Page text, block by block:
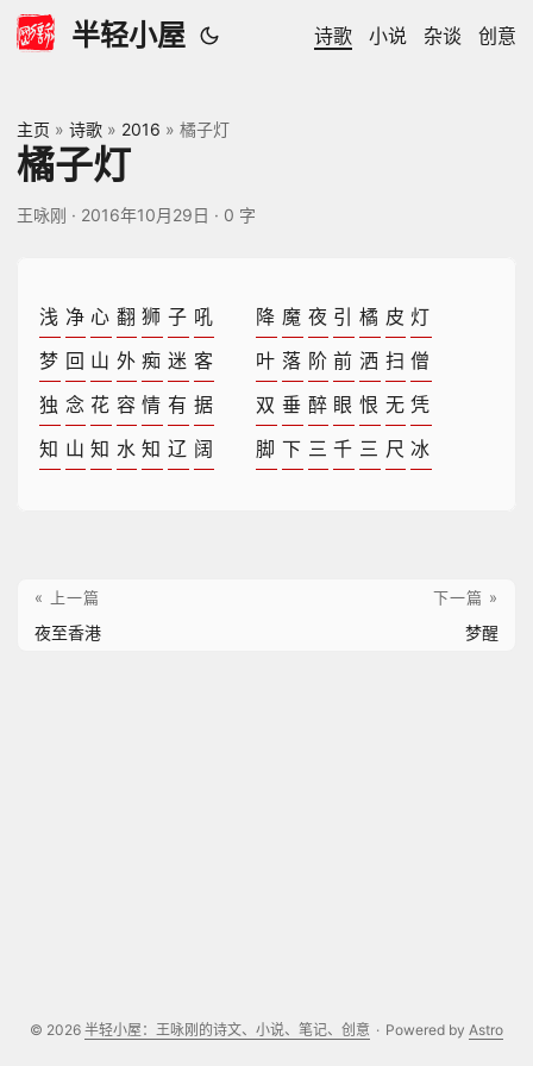
半轻小屋 诗歌 小说 杂谈 创意
主页 » 诗歌 » 2016 » 橘子灯
橘子灯
王咏刚 · 2016年10月29日 · 0 字
浅 净 心 翻 狮 子 吼 降 魔 夜 引 橘 皮 灯
梦 回 山 外 痴 迷 客 叶 落 阶 前 洒 扫 僧
独 念 花 容 情 有 据 双 垂 醉 眼 恨 无 凭
知 山 知 水 知 辽 阔 脚 下 三 千 三 尺 冰
« 上一篇
夜至香港
下一篇 »
梦醒
© 2026 半轻小屋：王咏刚的诗文、小说、笔记、创意 · Powered by Astro